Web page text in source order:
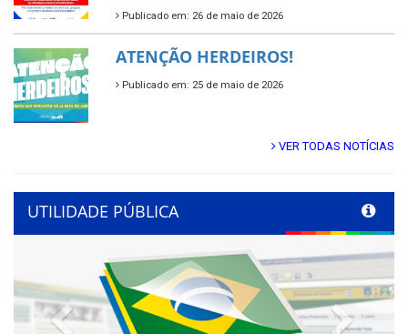
Publicado em: 26 de maio de 2026
ATENÇÃO HERDEIROS!
Publicado em: 25 de maio de 2026
VER TODAS NOTÍCIAS
UTILIDADE PÚBLICA
Previous Next